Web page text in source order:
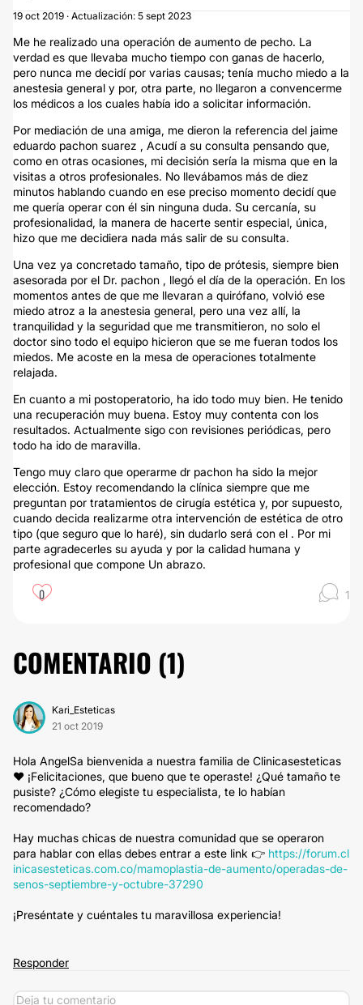
19 oct 2019 · Actualización: 5 sept 2023
Me he realizado una operación de aumento de pecho. La
verdad es que llevaba mucho tiempo con ganas de hacerlo,
pero nunca me decidí por varias causas; tenía mucho miedo a la
anestesia general y por, otra parte, no llegaron a convencerme
los médicos a los cuales había ido a solicitar información.
Por mediación de una amiga, me dieron la referencia del jaime
eduardo pachon suarez , Acudí a su consulta pensando que,
como en otras ocasiones, mi decisión sería la misma que en la
visitas a otros profesionales. No llevábamos más de diez
minutos hablando cuando en ese preciso momento decidí que
me quería operar con él sin ninguna duda. Su cercanía, su
profesionalidad, la manera de hacerte sentir especial, única,
hizo que me decidiera nada más salir de su consulta.
Una vez ya concretado tamaño, tipo de prótesis, siempre bien
asesorada por el Dr. pachon , llegó el día de la operación. En los
momentos antes de que me llevaran a quirófano, volvió ese
miedo atroz a la anestesia general, pero una vez allí, la
tranquilidad y la seguridad que me transmitieron, no solo el
doctor sino todo el equipo hicieron que se me fueran todos los
miedos. Me acoste en la mesa de operaciones totalmente
relajada.
En cuanto a mi postoperatorio, ha ido todo muy bien. He tenido
una recuperación muy buena. Estoy muy contenta con los
resultados. Actualmente sigo con revisiones periódicas, pero
todo ha ido de maravilla.
Tengo muy claro que operarme dr pachon ha sido la mejor
elección. Estoy recomendando la clínica siempre que me
preguntan por tratamientos de cirugía estética y, por supuesto,
cuando decida realizarme otra intervención de estética de otro
tipo (que seguro que lo haré), sin dudarlo será con el . Por mi
parte agradecerles su ayuda y por la calidad humana y
profesional que compone Un abrazo.
0 1
COMENTARIO (1)
Kari_Esteticas
21 oct 2019
Hola AngelSa bienvenida a nuestra familia de Clinicasesteticas
❤ ¡Felicitaciones, que bueno que te operaste! ¿Qué tamaño te
pusiste? ¿Cómo elegiste tu especialista, te lo habían
recomendado?
Hay muchas chicas de nuestra comunidad que se operaron
para hablar con ellas debes entrar a este link 👉 https://forum.cl
inicasesteticas.com.co/mamoplastia-de-aumento/operadas-de-
senos-septiembre-y-octubre-37290
¡Preséntate y cuéntales tu maravillosa experiencia!
Responder